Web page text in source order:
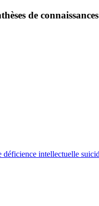
de connaissances